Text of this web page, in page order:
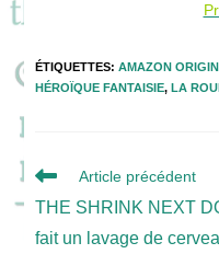
ÉTIQUETTES:AMAZON
HÉROÏQUE FANTAISIE, LA
Read
articles
Article précédent
THE SHRINK NEXT
fait un lavage de